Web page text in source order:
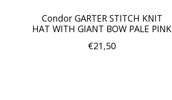
Condor GARTER STITCH KNIT
HAT WITH GIANT BOW PALE PINK
€21,50